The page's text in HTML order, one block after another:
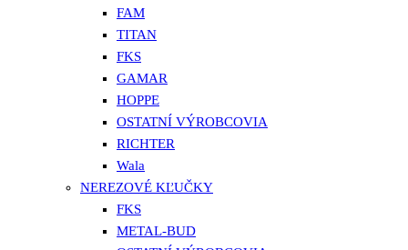
FAM
TITAN
FKS
GAMAR
HOPPE
OSTATNÍ VÝROBCOVIA
RICHTER
Wala
NEREZOVÉ KĽUČKY
FKS
METAL-BUD